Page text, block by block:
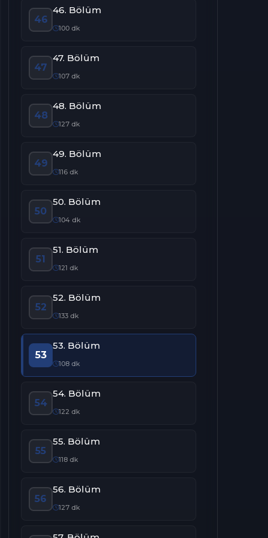
46
46. Bölüm
100 dk
47
47. Bölüm
107 dk
48
48. Bölüm
127 dk
49
49. Bölüm
116 dk
50
50. Bölüm
104 dk
51
51. Bölüm
121 dk
52
52. Bölüm
133 dk
53
53. Bölüm
108 dk
54
54. Bölüm
122 dk
55
55. Bölüm
118 dk
56
56. Bölüm
127 dk